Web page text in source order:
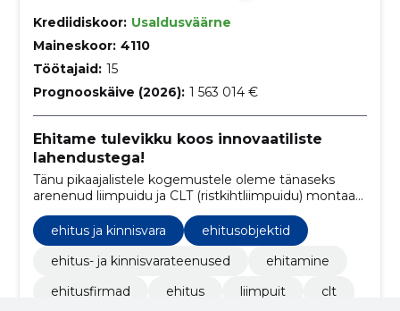
Krediidiskoor: Usaldusväärne
Maineskoor: 4110
Töötajaid: 15
Prognooskäive (2026): 1 563 014 €
Ehitame tulevikku koos innovaatiliste
lahendustega!
Tänu pikaajalistele kogemustele oleme tänaseks
arenenud liimpuidu ja CLT (ristkihtliimpuidu) montaaži
valdkonnas väga heaks spetsialistiks.
ehitus ja kinnisvara
ehitusobjektid
ehitus- ja kinnisvarateenused
ehitamine
ehitusfirmad
ehitus liimpuit
clt